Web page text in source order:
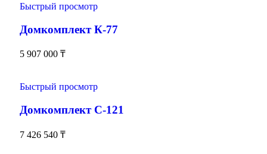
Быстрый просмотр
Домкомплект К-77
5 907 000 ₸
Быстрый просмотр
Домкомплект С-121
7 426 540 ₸